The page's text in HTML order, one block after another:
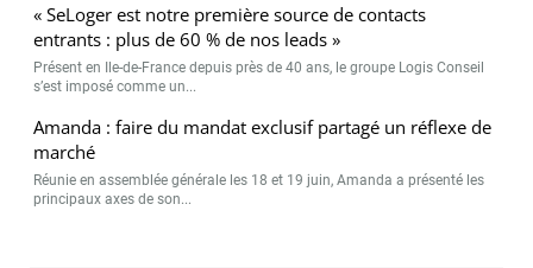
« SeLoger est notre première source de contacts
entrants : plus de 60 % de nos leads »
Présent en Ile-de-France depuis près de 40 ans, le groupe Logis Conseil
s’est imposé comme un...
Amanda : faire du mandat exclusif partagé un réflexe de
marché
Réunie en assemblée générale les 18 et 19 juin, Amanda a présenté les
principaux axes de son...